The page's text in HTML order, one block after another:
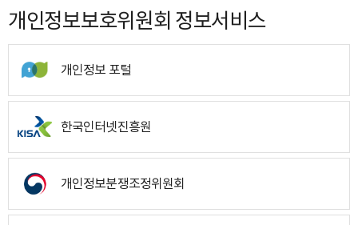
개인정보보호위원회 정보서비스
개인정보 포털
한국인터넷진흥원
개인정보분쟁조정위원회